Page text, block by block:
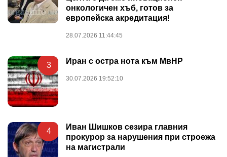
онкологичен хъб, готов за
европейска акредитация!
28.07.2026 11:44:45
3 Иран с остра нота към МвНР
30.07.2026 19:52:10
4
Иван Шишков сезира главния
прокурор за нарушения при строежа
на магистрали